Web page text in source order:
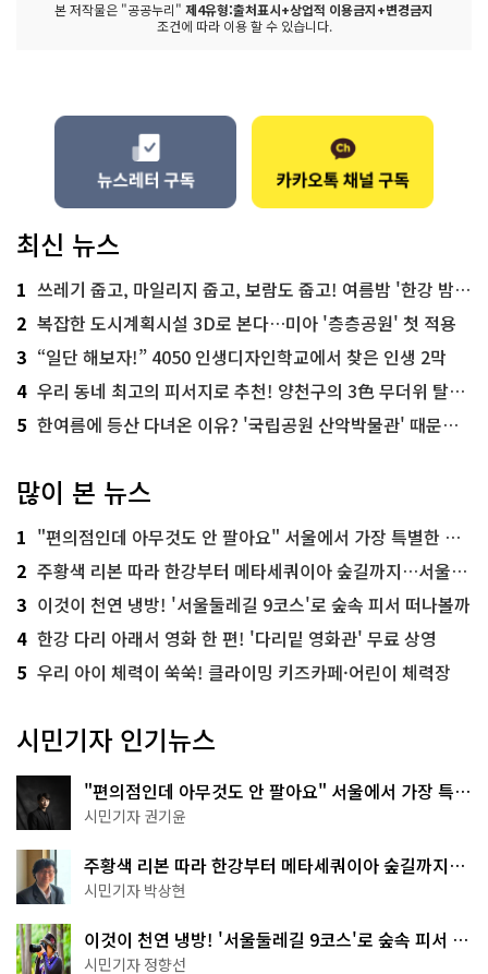
본 저작물은 "공공누리" 제4유형:출처표시+상업적 이용금지+변경금지
조건에 따라 이용 할 수 있습니다.
최신 뉴스
1 쓰레기 줍고, 마일리지 줍고, 보람도 줍고! 여름밤 '한강 밤마실 줍깅'
2 복잡한 도시계획시설 3D로 본다…미아 '층층공원' 첫 적용
3 “일단 해보자!” 4050 인생디자인학교에서 찾은 인생 2막
4 우리 동네 최고의 피서지로 추천! 양천구의 3色 무더위 탈출 명소
5 한여름에 등산 다녀온 이유? '국립공원 산악박물관' 때문이죠!
많이 본 뉴스
1 "편의점인데 아무것도 안 팔아요" 서울에서 가장 특별한 편의점의 정체
2 주황색 리본 따라 한강부터 메타세쿼이아 숲길까지…서울둘레길 15코스
3 이것이 천연 냉방! '서울둘레길 9코스'로 숲속 피서 떠나볼까
4 한강 다리 아래서 영화 한 편! '다리밑 영화관' 무료 상영
5 우리 아이 체력이 쑥쑥! 클라이밍 키즈카페·어린이 체력장
시민기자 인기뉴스
"편의점인데 아무것도 안 팔아요" 서울에서 가장 특별
한 편의점의 정체
시민기자 권기윤
주황색 리본 따라 한강부터 메타세쿼이아 숲길까지…
서울둘레길 15코스
시민기자 박상현
이것이 천연 냉방! '서울둘레길 9코스'로 숲속 피서 떠
나볼까
시민기자 정향선